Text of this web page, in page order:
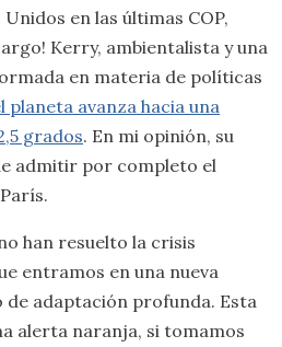
en las últimas COP,
Kerry, ambientalista y una
en materia de políticas
planeta avanza hacia una
grados. En mi opinión, su
admitir por completo el
han resuelto la crisis
entramos en una nueva
adaptación profunda. Esta
alerta naranja, si tomamos